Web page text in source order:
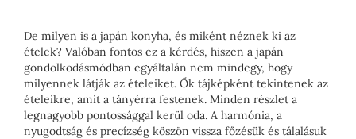
De milyen is a japán konyha, és miként néznek ki az
ételek? Valóban fontos ez a kérdés, hiszen a japán
gondolkodásmódban egyáltalán nem mindegy, hogy
milyennek látják az ételeiket. Ők tájképként tekintenek az
ételeikre, amit a tányérra festenek. Minden részlet a
legnagyobb pontossággal kerül oda. A harmónia, a
nyugodtság és precízség köszön vissza főzésük és tálalásuk